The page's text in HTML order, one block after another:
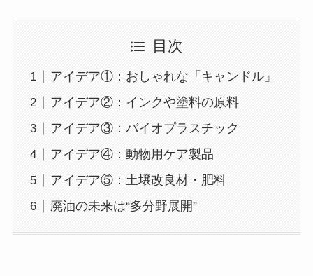
目次
アイデア①：おしゃれな「キャンドル」
アイデア②：インクや塗料の原料
アイデア③：バイオプラスチック
アイデア④：動物用ケア製品
アイデア⑤：土壌改良材・肥料
廃油の未来は“多分野展開”